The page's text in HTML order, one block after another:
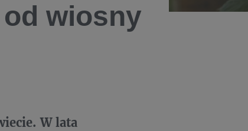
wiosny
W lata